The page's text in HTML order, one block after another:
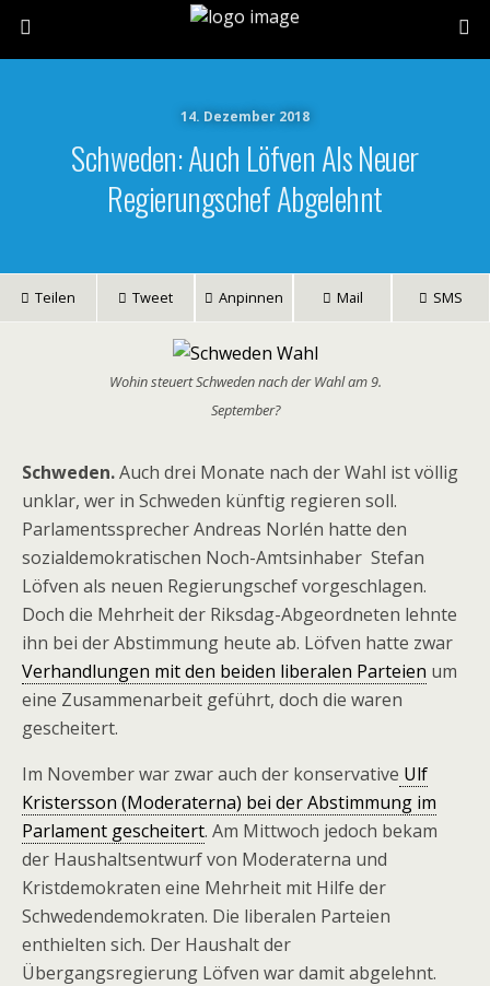
14. Dezember 2018
Schweden: Auch Löfven Als Neuer
Regierungschef Abgelehnt
Teilen Tweet Anpinnen Mail SMS
Wohin steuert Schweden nach der Wahl am 9.
September?
Schweden.Auch drei Monate nach der Wahl ist völlig
unklar, wer in Schweden künftig regieren soll.
Parlamentssprecher Andreas Norlén hatte den
sozialdemokratischen Noch-Amtsinhaber Stefan
Löfven als neuen Regierungschef vorgeschlagen.
Doch die Mehrheit der Riksdag-Abgeordneten lehnte
ihn bei der Abstimmung heute ab. Löfven hatte zwar
Verhandlungen mit den beiden liberalen Parteien um
eine Zusammenarbeit geführt, doch die waren
gescheitert.
Im November war zwar auch der konservative Ulf
Kristersson (Moderaterna) bei der Abstimmung im
Parlament gescheitert. Am Mittwoch jedoch bekam
der Haushaltsentwurf von Moderaterna und
Kristdemokraten eine Mehrheit mit Hilfe der
Schwedendemokraten. Die liberalen Parteien
enthielten sich. Der Haushalt der
Übergangsregierung Löfven war damit abgelehnt.